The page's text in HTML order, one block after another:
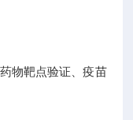
物靶点验证、疫苗